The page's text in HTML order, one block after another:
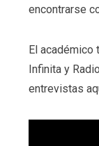
encontrarse
El académico
Infinita y
entrevistas